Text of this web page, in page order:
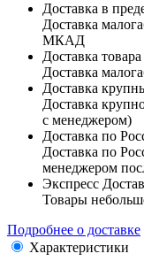
Доставка в
Доставка
МКАД
Доставка
Доставка
Доставка
Доставка
с менеджером)
Доставка по
Доставка по
менеджером
Экспресс
Товары
Подробнее о доставке
Характеристики